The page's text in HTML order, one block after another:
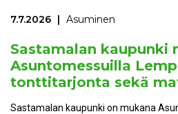
7.7.2026 Asuminen
Sastamalan kaupunki
Asuntomessuilla
tonttitarjonta sekä
Sastamalan kaupunki on mukana